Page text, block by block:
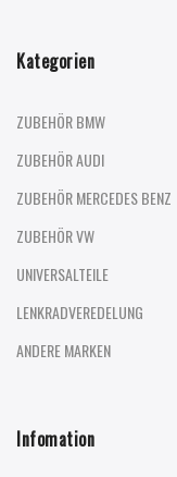
Kategorien
ZUBEHÖR BMW
ZUBEHÖR AUDI
ZUBEHÖR MERCEDES BENZ
ZUBEHÖR VW
UNIVERSALTEILE
LENKRADVEREDELUNG
ANDERE MARKEN
Infomation